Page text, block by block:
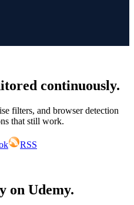
continuously.
filters, and browser detection
that still work.
RSS
on Udemy.